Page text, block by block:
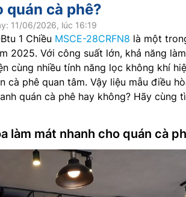
quán cà phê?
11/06/2026, lúc 16:19
1 Chiều MSCE-28CRFN8 là một
2025. Với công suất lớn, khả năng
cùng nhiều tính năng lọc không khí
cà phê quan tâm. Vậy liệu mẫu điều
quán cà phê hay không? Hãy cùng
làm mát nhanh cho quán cà